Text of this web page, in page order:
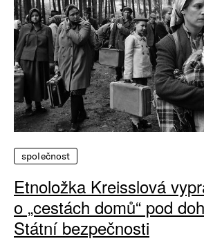
společnost
Etnoložka Kreisslová
o „cestách domů“ pod
Státní bezpečnosti